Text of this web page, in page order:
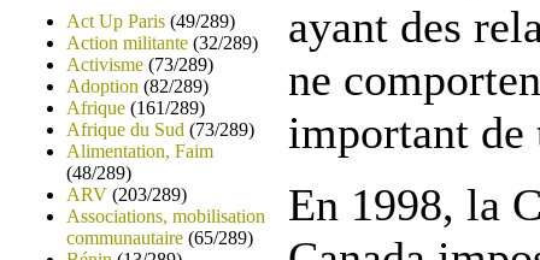
Act Up Paris (49/289)
Action militante (32/289)
Activisme (73/289)
Adoption (82/289)
Afrique (161/289)
Afrique du Sud (73/289)
Alimentation, Faim
(48/289)
ARV (203/289)
Associations, mobilisation
communautaire (65/289)
ayant des
ne
important de
En 1998, la